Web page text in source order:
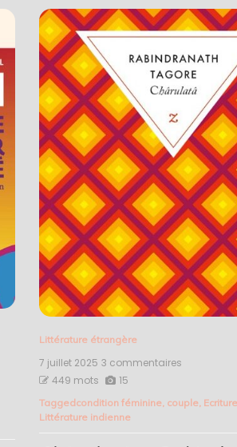
Littérature étrangère
7 juillet 2025 3 commentaires
449 mots 15
Taggedcondition féminine, couple, Ecriture
Littérature indienne